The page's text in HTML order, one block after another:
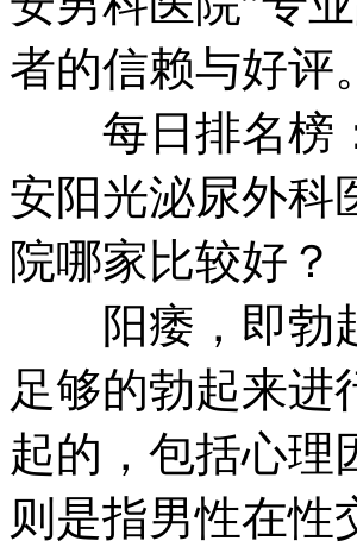
者的信赖与好评。
每日排名榜：
安阳光泌尿外科
院哪家比较好？
阳痿，即勃起
足够的勃起来进
起的，包括心理
则是指男性在性